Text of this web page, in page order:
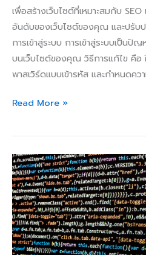
เพื่อสร้างเว็บไซต์ที่เหมาะสมกับ
อันดับของเว็บไซต์ของคุณ และปรับ
การเข้าสู่ระบบ การเข้าสู่ระบบเป็น
บนเว็บไซต์ของคุณ วิธีการแก้ไข คือ
พาสเวิร์ดแบบเข้ารหัส และกำหนดค
Read More »
การ
ใช้
งาน
Google
Analytics
เพื่อ